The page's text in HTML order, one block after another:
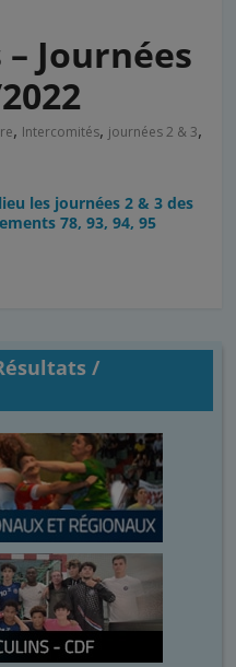
Journées
, Intercomités, journées 2 & 3,
les journées 2 & 3 des
78, 93, 94, 95
/